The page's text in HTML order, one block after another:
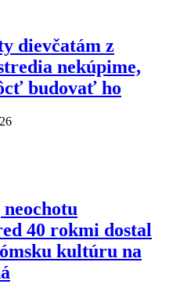
dievčatám z
nekúpime,
budovať ho
40 rokmi dostal
kultúru na